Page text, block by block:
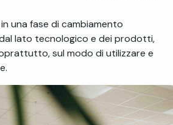
una fase di cambiamento
lato tecnologico e dei prodotti,
sul modo di utilizzare e